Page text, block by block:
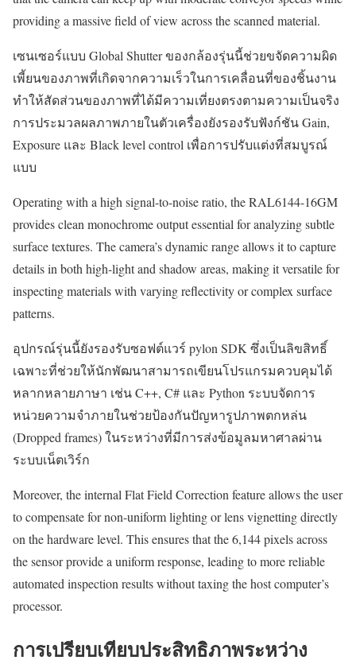
providing a massive field of view across the scanned material.
เซนเซอร์แบบ Global Shutter ของกล้องรุ่นนี้ช่วยขจัดความผิด
เพี้ยนของภาพที่เกิดจากความเร็วในการเคลื่อนที่ของชิ้นงาน
ทำให้สัดส่วนของภาพที่ได้มีความเที่ยงตรงตามความเป็นจริง
การประมวลผลภาพภายในตัวเครื่องยังรองรับฟังก์ชัน Gain,
Exposure และ Black level control เพื่อการปรับแต่งที่สมบูรณ์
แบบ
Operating with a high signal-to-noise ratio, the RAL6144-16GM
provides clean monochrome output essential for analyzing subtle
surface textures. The camera’s dynamic range allows it to capture
details in both high-light and shadow areas, making it versatile for
inspecting materials with varying reflectivity or complex surface
patterns.
อุปกรณ์รุ่นนี้ยังรองรับซอฟต์แวร์ pylon SDK ซึ่งเป็นลิขสิทธิ์
เฉพาะที่ช่วยให้นักพัฒนาสามารถเขียนโปรแกรมควบคุมได้
หลากหลายภาษา เช่น C++, C# และ Python ระบบจัดการ
หน่วยความจำภายในช่วยป้องกันปัญหารูปภาพตกหล่น
(Dropped frames) ในระหว่างที่มีการส่งข้อมูลมหาศาลผ่าน
ระบบเน็ตเวิร์ก
Moreover, the internal Flat Field Correction feature allows the user
to compensate for non-uniform lighting or lens vignetting directly
on the hardware level. This ensures that the 6,144 pixels across
the sensor provide a uniform response, leading to more reliable
automated inspection results without taxing the host computer’s
processor.
การเปรียบเทียบประสิทธิภาพระหว่าง